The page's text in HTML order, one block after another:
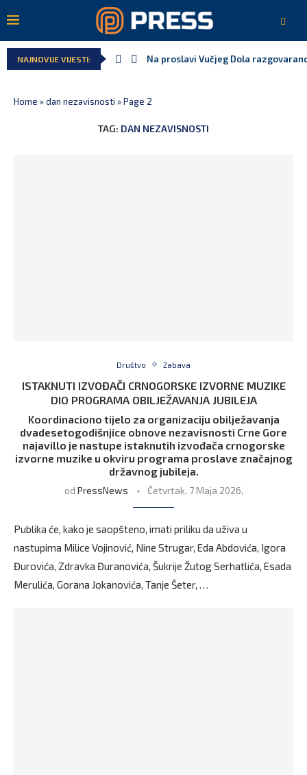
NAJNOVIJE VIJESTI: Na proslavi Vučjeg Dola
Home »dan nezavisnosti »Page 2
TAG: DAN NEZAVISNOSTI
Društvo Zabava
ISTAKNUTI IZVOĐAČI CRNOGORSKE IZVORNE MUZIKE
DIO PROGRAMA OBILJEŽAVANJA JUBILEJA
Koordinaciono tijelo za organizaciju obilježavanja
dvadesetogodišnjice obnove nezavisnosti Crne Gore
najavillo je nastupe istaknutih izvođača crnogorske
izvorne muzike u okviru programa proslave značajnog
državnog jubileja.
od PressNews Četvrtak, 7 Maja 2026,
Publika će, kako je saopšteno, imati priliku da uživa u
nastupima Milice Vojinović, Nine Strugar, Eda Abdovića, Igora
Đurovića, Zdravka Đuranovića, Šukrije Žutog Serhatlića, Esada
Merulića, Gorana Jokanovića, Tanje Šeter, …